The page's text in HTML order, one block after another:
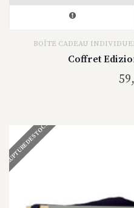
BOÎTE CADEAU
Coffret
RUPTURE DE STOCK